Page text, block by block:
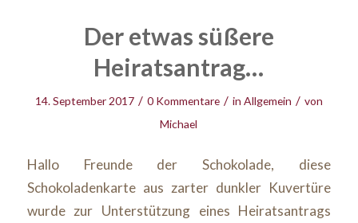
Der etwas süßere
Heiratsantrag…
14. September 2017 / 0 Kommentare / in Allgemein / von
Michael
Hallo Freunde der Schokolade, diese
Schokoladenkarte aus zarter dunkler Kuvertüre
wurde zur Unterstützung eines Heiratsantrags